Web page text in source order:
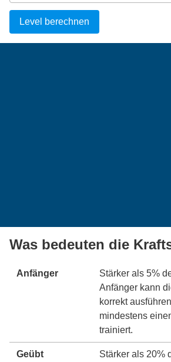
Level berechnen
Was bedeuten die
Anfänger
Stärker als 5%
Anfänger kann
korrekt
mindestens
trainiert.
Geübt
Stärker als 20%